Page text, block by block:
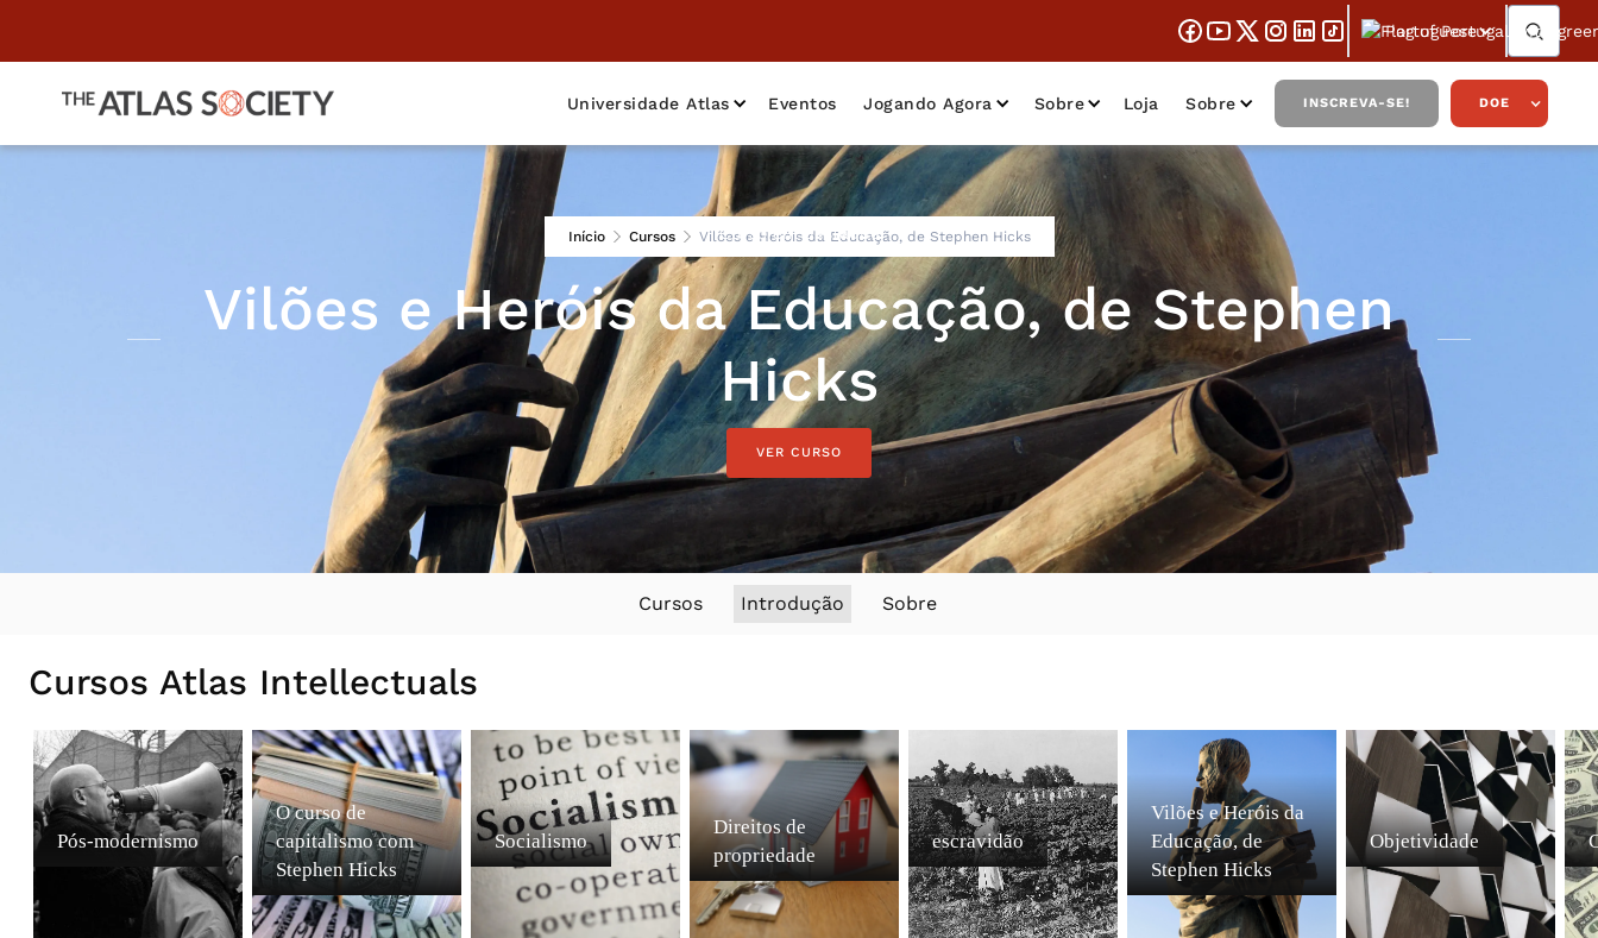
Portuguese
Universidade Atlas Eventos Jogando Agora Sobre Loja Sobre INSCREVA-SE! DOE
Início Cursos Vilões e Heróis da Educação, de Stephen Hicks
Curso em destaque
Vilões e Heróis da Educação, de Stephen
Hicks
VER CURSO
Cursos Introdução Sobre
Cursos Atlas Intellectuals
Pós-modernismo
O curso de
capitalismo com
Stephen Hicks
Socialismo
Direitos de
propriedade
escravidão
Vilões e Heróis da
Educação, de
Stephen Hicks
Objetividade